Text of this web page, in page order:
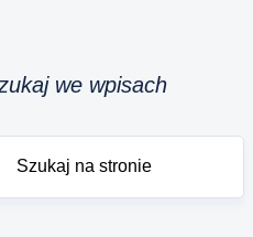
we wpisach